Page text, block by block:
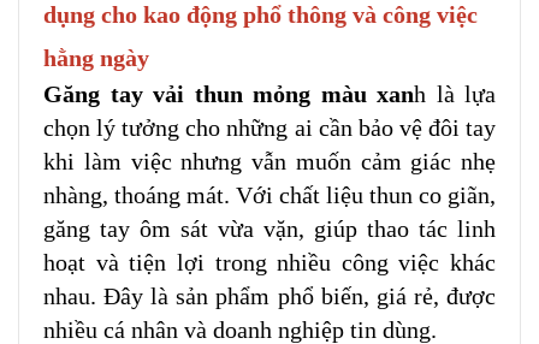
dụng cho kao động phổ thông và công việc
hằng ngày
Găng tay vải thun mỏng màu xanh là lựa
chọn lý tưởng cho những ai cần bảo vệ đôi tay
khi làm việc nhưng vẫn muốn cảm giác nhẹ
nhàng, thoáng mát. Với chất liệu thun co giãn,
găng tay ôm sát vừa vặn, giúp thao tác linh
hoạt và tiện lợi trong nhiều công việc khác
nhau. Đây là sản phẩm phổ biến, giá rẻ, được
nhiều cá nhân và doanh nghiệp tin dùng.